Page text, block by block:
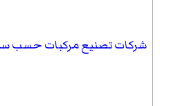
شركات تصنيع مركبات حسب